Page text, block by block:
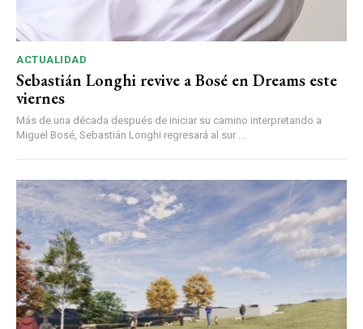
ACTUALIDAD
Sebastián Longhi revive a Bosé en Dreams este
viernes
Más de una década después de iniciar su camino interpretando a
Miguel Bosé, Sebastián Longhi regresará al sur ...